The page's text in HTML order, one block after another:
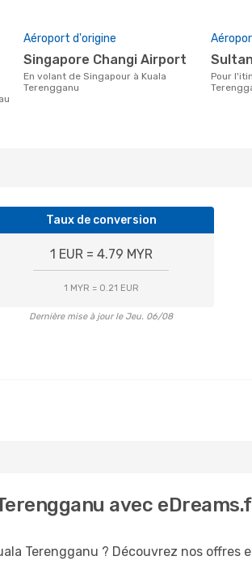
Aéroport d'origine
Singapore Changi Airport
En volant de Singapour à Kuala
Terengganu
Pour l'itinéraire de Singapour à Kuala
Taux de conversion
1 EUR = 4.79 MYR
1 MYR = 0.21 EUR
Dernière mise à jour le Jeu. 06/08
avec
Terengganu ? Découvrez nos